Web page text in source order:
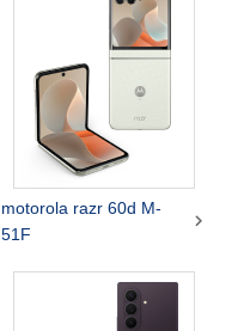
motorola razr 60d M-
51F
